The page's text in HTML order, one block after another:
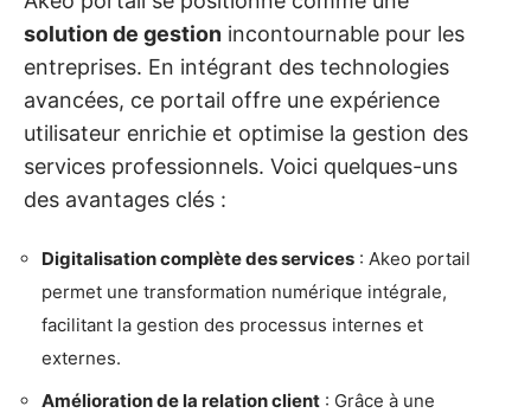
solution de gestion incontournable pour les
entreprises. En intégrant des technologies
avancées, ce portail offre une expérience
utilisateur enrichie et optimise la gestion des
services professionnels. Voici quelques-uns
des avantages clés :
Digitalisation complète des services : Akeo portail
permet une transformation numérique intégrale,
facilitant la gestion des processus internes et
externes.
Amélioration de la relation client : Grâce à une